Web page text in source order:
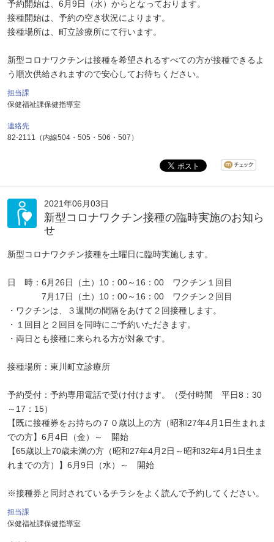
予約開始は、6月9日（水）からとなっております。
接種開始は、予約の空き状況によります。
接種場所は、町立診療所にて行います。
新型コロナワクチンは接種を希望されるすべての方が接種できるよ
う順次供給されますので安心してお待ちください。
担当課
保健福祉課保健指導室
連絡先
82-2111（内線504・505・506・507）
2021年06月03日
新型コロナワクチン接種の臨時実施のお知ら
せ
新型コロナワクチン接種を土曜日に臨時実施します。
日 時：6月26日（土）10：00～16：00 ワクチン１回目
7月17日（土）10：00～16：00 ワクチン２回目
・ワクチンは、３週間の間隔をあけて２回接種します。
・１回目と２回目を同時にご予約いただきます。
・両日とも接種に来られる方が対象です。
接種場所：東川町立診療所
予約受付：予約専用電話で受け付けます。（受付時間 平日8：30
～17：15）
【既に接種券をお持ちの７０歳以上の方（昭和27年4月1日生まれま
での方】6月4日（金）～ 開始
【65歳以上70歳未満の方（昭和27年4月2日～昭和32年4月1日生ま
れまでの方）】6月9日（水）～ 開始
※接種券と同封されているチラシをよく読んで予約してください。
担当課
保健福祉課保健指導室